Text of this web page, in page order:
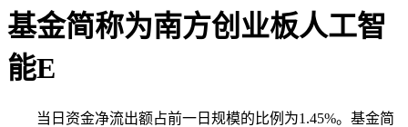
基金简称为南方创业板人工智
能E
当日资金净流出额占前一日规模的比例为1.45%。基金简